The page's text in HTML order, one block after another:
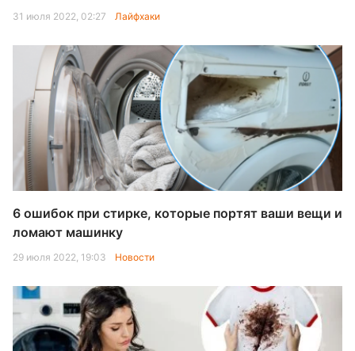
31 июля 2022, 02:27 Лайфхаки
6 ошибок при стирке, которые портят ваши вещи и
ломают машинку
29 июля 2022, 19:03 Новости